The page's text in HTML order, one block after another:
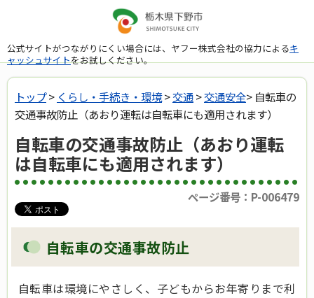
公式サイトがつながりにくい場合には、ヤフー株式会社の協力によるキ
ャッシュサイトをお試しください。
トップ> くらし・手続き・環境>交通>交通安全> 自転車の
交通事故防止（あおり運転は自転車にも適用されます）
自転車の交通事故防止（あおり運転
は自転車にも適用されます）
ページ番号：P-006479
自転車の交通事故防止
自転車は環境にやさしく、子どもからお年寄りまで利